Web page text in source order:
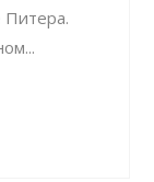
Питера.